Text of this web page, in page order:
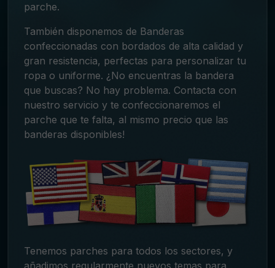
parche.
También disponemos de Banderas
confeccionadas con bordados de alta calidad y
gran resistencia, perfectas para personalizar tu
ropa o uniforme. ¿No encuentras la bandera
que buscas? No hay problema. Contacta con
nuestro servicio y te confeccionaremos el
parche que te falta, al mismo precio que las
banderas disponibles!
Tenemos parches para todos los sectores, y
añadimos regularmente nuevos temas para